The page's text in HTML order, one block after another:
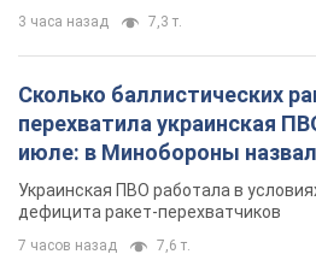
3 часа назад 7,3 т.
Сколько баллистических
перехватила украинская
июле: в Минобороны
Украинская ПВО работала в
дефицита ракет-перехватчиков
7 часов назад 7,6 т.